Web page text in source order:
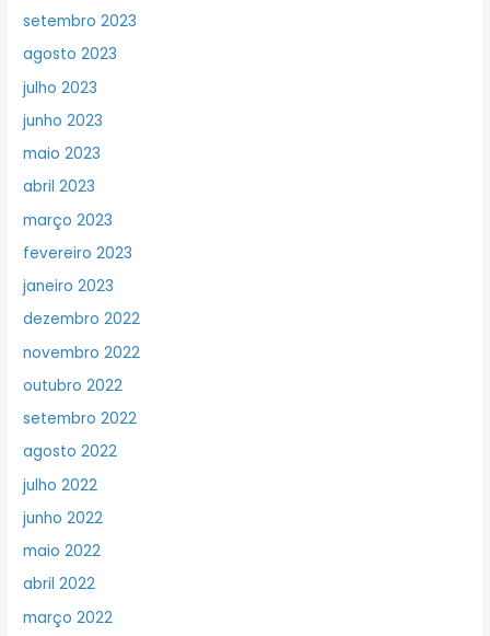
setembro 2023
agosto 2023
julho 2023
junho 2023
maio 2023
abril 2023
março 2023
fevereiro 2023
janeiro 2023
dezembro 2022
novembro 2022
outubro 2022
setembro 2022
agosto 2022
julho 2022
junho 2022
maio 2022
abril 2022
março 2022